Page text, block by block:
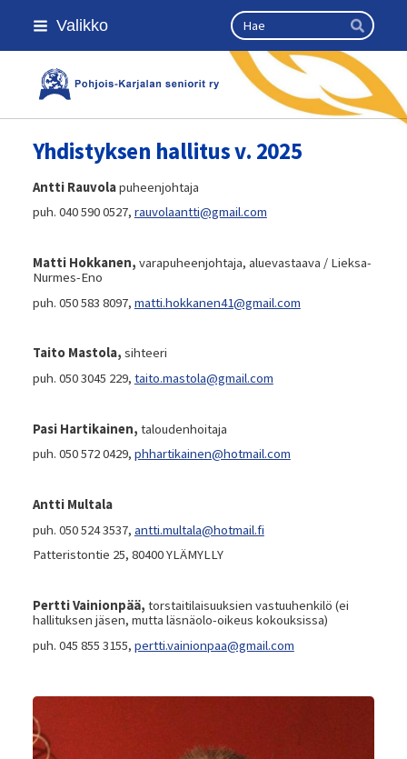
Siirry
sivun
Valikko Haku
Hae
Kansallinen senioriliitto
Yhdistyksen hallitus v. 2025
Antti Rauvolapuheenjohtaja
puh. 040 590 0527, rauvolaantti@gmail.com
Matti Hokkanen, varapuheenjohtaja, aluevastaava / Lieksa-
Nurmes-Eno
puh. 050 583 8097, matti.hokkanen41@gmail.com
Taito Mastola, sihteeri
puh. 050 3045 229, taito.mastola@gmail.com
Pasi Hartikainen, taloudenhoitaja
puh. 050 572 0429, phhartikainen@hotmail.com
Antti Multala
puh. 050 524 3537, antti.multala@hotmail.fi
Patteristontie 25, 80400 YLÄMYLLY
Pertti Vainionpää, torstaitilaisuuksien vastuuhenkilö (ei
hallituksen jäsen, mutta läsnäolo-oikeus kokouksissa)
puh. 045 855 3155, pertti.vainionpaa@gmail.com